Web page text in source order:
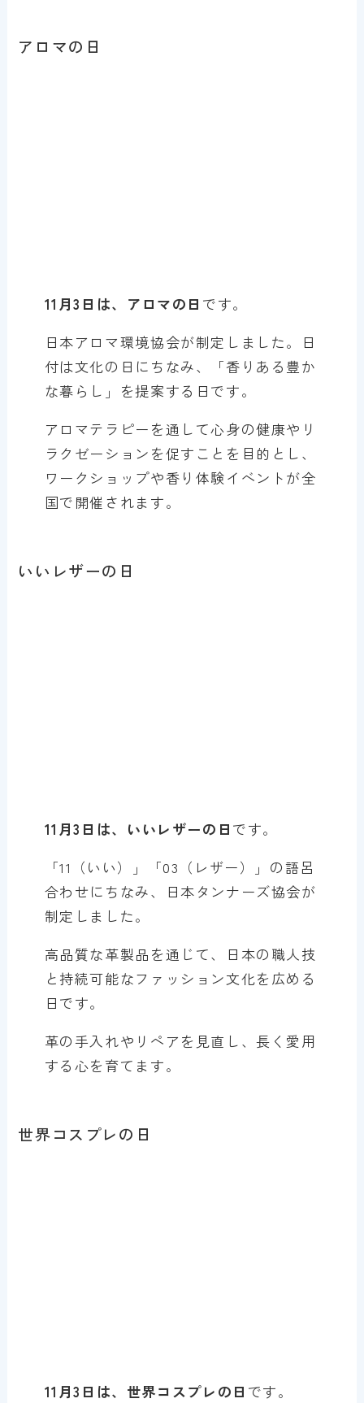
アロマの日
11月3日は、アロマの日 です。
日本アロマ環境協会が制定しました。日
付は文化の日にちなみ、「香りある豊か
な暮らし」を提案する日です。
アロマテラピーを通して心身の健康やリ
ラクゼーションを促すことを目的とし、
ワークショップや香り体験イベントが全
国で開催されます。
いいレザーの日
11月3日は、いいレザーの日 です。
「11（いい）」「03（レザー）」の語呂
合わせにちなみ、日本タンナーズ協会が
制定しました。
高品質な革製品を通じて、日本の職人技
と持続可能なファッション文化を広める
日です。
革の手入れやリペアを見直し、長く愛用
する心を育てます。
世界コスプレの日
11月3日は、世界コスプレの日 です。